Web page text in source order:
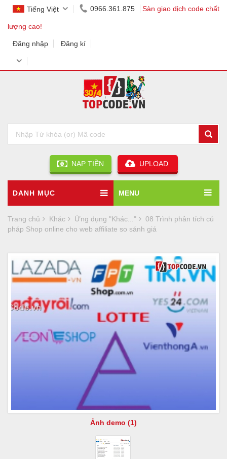
Tiếng Việt 0966.361.875 Sàn giao dịch code chất
lượng cao!
Đăng nhập Đăng kí
NẠP TIỀN UPLOAD
DANH MỤC MENU
Trang chủ Khác Ứng dụng "Khác..."
08 Trình phân tích cú
pháp Shop online cho web affiliate so sánh giá
Ảnh demo (1)